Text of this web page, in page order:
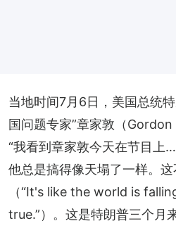
当地时间7月6日，美国总统
国问题专家”章家敦（
“我看到章家敦今天在节目上
他总是搞得像天塌了一样。
（“It's like the world is
true.”）。这是特朗普三个月